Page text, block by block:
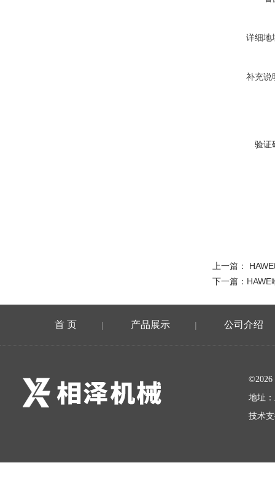
详细地
补充说
验证
上一篇：
下一篇： HAWE
首 页 | 产品展示 | 公司介绍
地址
技术